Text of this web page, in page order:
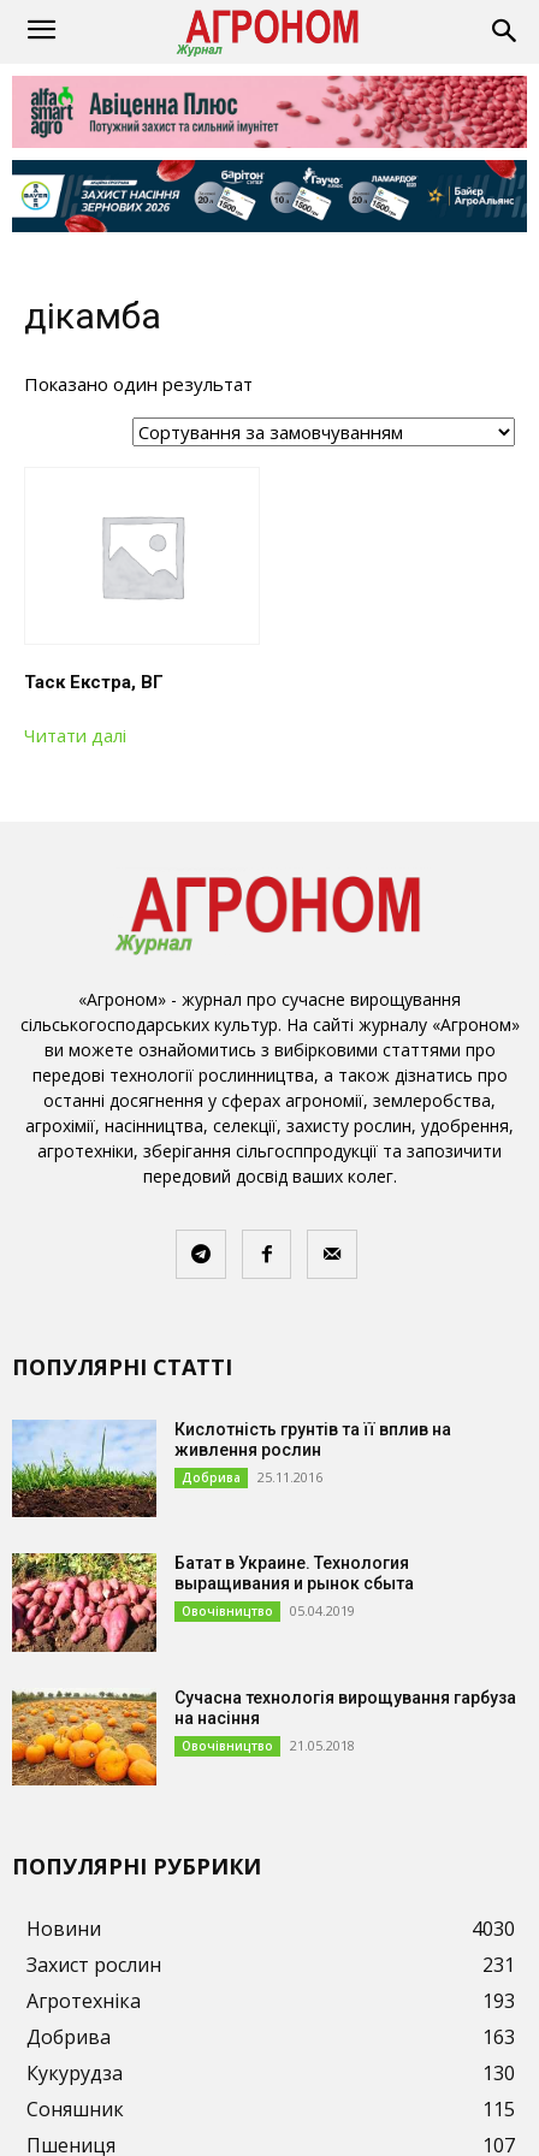
дікамба
Показано один результат
Таск Екстра, ВГ
Читати далі
«Агроном» - журнал про сучасне вирощування
сільськогосподарських культур. На сайті журналу «Агроном»
ви можете ознайомитись з вибірковими статтями про
передові технології рослинництва, а також дізнатись про
останні досягнення у сферах агрономії, землеробства,
агрохімії, насінництва, селекції, захисту рослин, удобрення,
агротехніки, зберігання сільгосппродукції та запозичити
передовий досвід ваших колег.
ПОПУЛЯРНІ СТАТТІ
Кислотність грунтів та її вплив на
живлення рослин
Добрива 25.11.2016
Батат в Украине. Технология
выращивания и рынок сбыта
Овочівництво 05.04.2019
Сучасна технологія вирощування гарбуза
на насіння
Овочівництво 21.05.2018
ПОПУЛЯРНІ РУБРИКИ
Новини
4030
Захист рослин
231
Агротехніка
193
Добрива
163
Кукурудза
130
Соняшник
115
Пшениця
107